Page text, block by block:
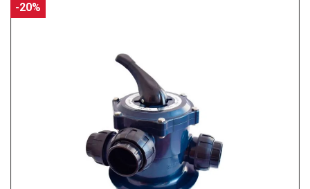
-20%